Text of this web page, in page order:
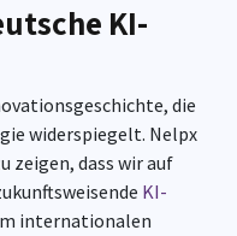
KI-
die
widerspiegelt. Nelpx
zeigen, dass wir auf
KI-
internationalen